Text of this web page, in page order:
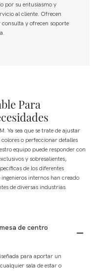
por su entusiasmo y
al cliente. Ofrecen
y ofrecen soporte
Para
Ya sea que se trate de ajustar
o perfeccionar detalles
equipo puede responder con
y sobresalientes,
de los diferentes
internos han creado
de diversas industrias.
de centro
para aportar un
sala de estar o